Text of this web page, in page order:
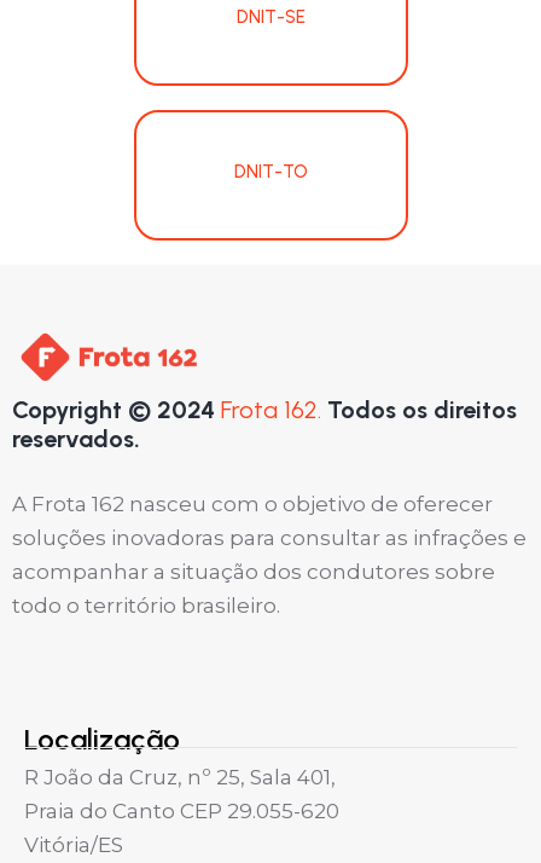
DNIT-SE
DNIT-TO
Copyright © 2024 Frota 162. Todos os direitos
reservados.
A Frota 162 nasceu com o objetivo de oferecer
soluções inovadoras para consultar as infrações e
acompanhar a situação dos condutores sobre
todo o território brasileiro.
Localização
R João da Cruz, nº 25, Sala 401,
Praia do Canto CEP 29.055-620
Vitória/ES